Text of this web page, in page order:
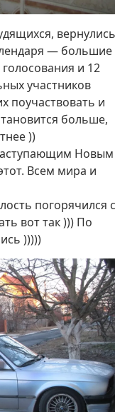
вернулись
— большие
и 12
участников
поучаствовать и
больше,
))
Новым
Всем мира и
погорячился с
вот так ))) По
)))))